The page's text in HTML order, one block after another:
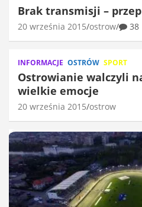
Brak transmisji –
20 września 2015 ostrow 38
INFORMACJE OSTRÓW SPORT
Ostrowianie walczyli
wielkie emocje
20 września 2015 ostrow